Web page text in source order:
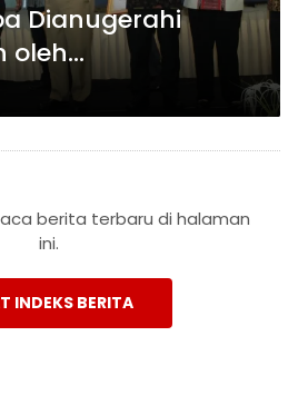
Dianugerahi
oleh
RI atas
Tiyuh
berita terbaru di halaman
ini.
INDEKS BERITA